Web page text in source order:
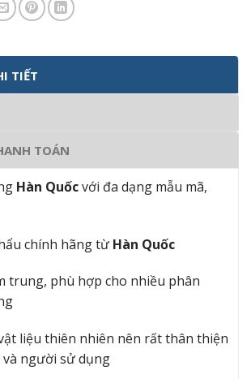
TIẾT
TOÁN
Hàn Quốcvới đa dạng mẫu mã,
chính hãng từ Hàn Quốc
trung, phù hợp cho nhiều phân
liệu thiên nhiên nên rất thân thiện
người sử dụng